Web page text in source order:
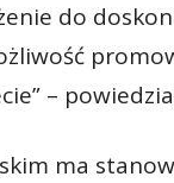
do
–
ma